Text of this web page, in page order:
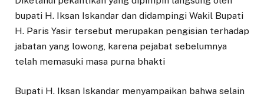
bupati H. Iksan Iskandar dan didampingi Wakil Bupati
H. Paris Yasir tersebut merupakan pengisian terhadap
jabatan yang lowong, karena pejabat sebelumnya
telah memasuki masa purna bhakti
Bupati H. Iksan Iskandar menyampaikan bahwa selain